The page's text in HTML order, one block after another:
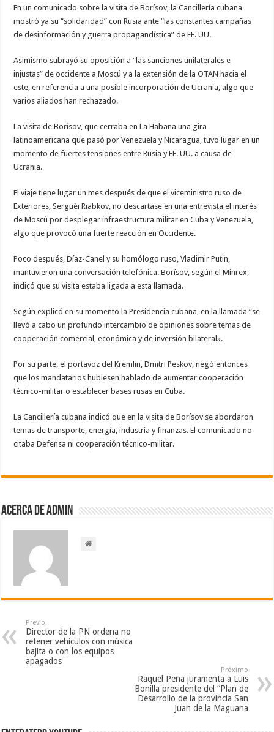
En un comunicado sobre la visita de Borísov, la Cancillería cubana
mostró ya su “solidaridad” con Rusia ante “las constantes campañas
de desinformación y guerra propagandística” de EE. UU.
Asimismo subrayó su oposición a “las sanciones unilaterales e
injustas” de occidente a Moscú y a la extensión de la OTAN hacia el
este, en referencia a una posible incorporación de Ucrania, algo que
varios aliados han rechazado.
La visita de Borísov, que cerraba en La Habana una gira
latinoamericana que pasó por Venezuela y Nicaragua, tuvo lugar en un
momento de fuertes tensiones entre Rusia y EE. UU. a causa de
Ucrania.
El viaje tiene lugar un mes después de que el viceministro ruso de
Exteriores, Serguéi Riabkov, no descartase en una entrevista el interés
de Moscú por desplegar infraestructura militar en Cuba y Venezuela,
algo que provocó una fuerte reacción en Occidente.
Poco después, Díaz-Canel y su homólogo ruso, Vladimir Putin,
mantuvieron una conversación telefónica. Borísov, según el Minrex,
indicó que su visita estaba ligada a esta llamada.
Según explicó en su momento la Presidencia cubana, en la llamada “se
llevó a cabo un profundo intercambio de opiniones sobre temas de
cooperación comercial, económica y de inversión bilateral».
Por su parte, el portavoz del Kremlin, Dmitri Peskov, negó entonces
que los mandatarios hubiesen hablado de aumentar cooperación
técnico-militar o establecer bases rusas en Cuba.
La Cancillería cubana indicó que en la visita de Borísov se abordaron
temas de transporte, energía, industria y finanzas. El comunicado no
citaba Defensa ni cooperación técnico-militar.
Acerca de admin
Previo
Director de la PN ordena no
retener vehículos con música
bajita o con los equipos
apagados
Próximo
Raquel Peña juramenta a Luis
Bonilla presidente del “Plan de
Desarrollo de la provincia San
Juan de la Maguana